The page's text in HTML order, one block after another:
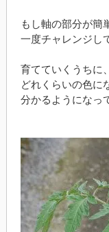
もし軸の部分が簡
一度チャレンジし
育てていくうちに
どれくらいの色に
分かるようになっ